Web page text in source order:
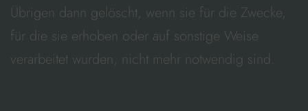
Übrigen dann gelöscht, wenn sie für die Zwecke,
für die sie erhoben oder auf sonstige Weise
verarbeitet wurden, nicht mehr notwendig sind.